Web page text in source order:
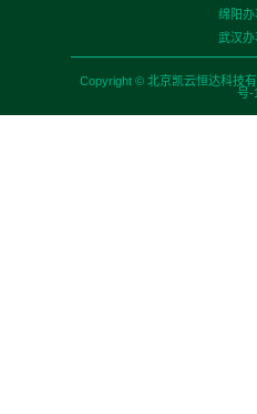
绵阳办
武汉办
Copyright © 北京凯云恒达科技有
号-1